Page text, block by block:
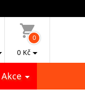
0
0 Kč
Akce